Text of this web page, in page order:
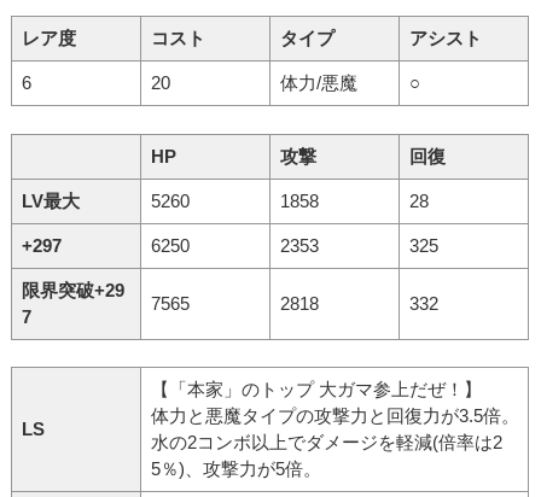
レア度 コスト タイプ アシスト
6 20 体力/悪魔 ○
HP 攻撃 回復
LV最大 5260 1858 28
+297 6250 2353 325
限界突破+29
7
7565 2818 332
LS
【「本家」のトップ 大ガマ参上だぜ！】
体力と悪魔タイプの攻撃力と回復力が3.5倍。
水の2コンボ以上でダメージを軽減(倍率は2
5％)、攻撃力が5倍。